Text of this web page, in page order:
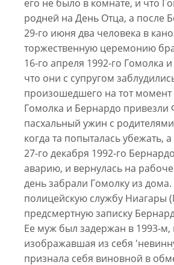
его не было в комнате, и что
родней на День Отца, а после
29-го июня два человека в
торжественную церемонию
16-го апреля 1992-го Гомолка
что они с супругом
произошедшего на тот
Гомолка и Бернардо привезли
пасхальный ужин с
когда та попыталась убежать,
27-го декабря 1992-го
аварию, и вернулась на
день забрали Гомолку из
полицейскую службу Ниагары
предсмертную записку
Ее муж был задержан в 1993-
изображавшая из себя
признала себя виновной в